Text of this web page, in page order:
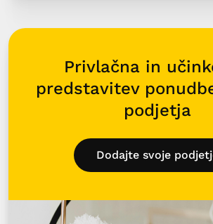
Privlačna in
predstavitev
podjetja
Dodajte svoje